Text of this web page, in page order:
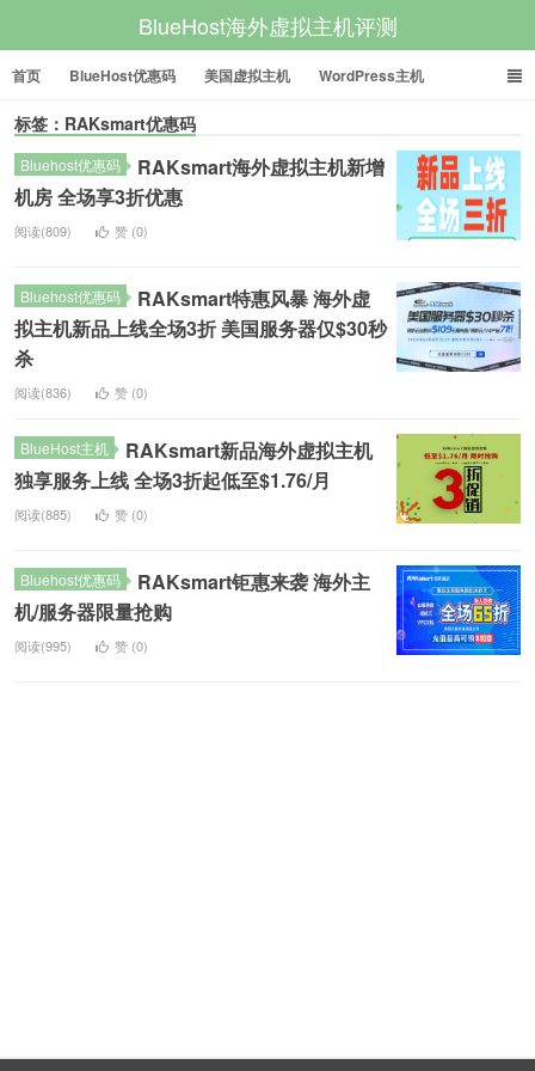
BlueHost海外虚拟主机评测
首页 BlueHost优惠码 美国虚拟主机 WordPress主机
美国VPS 美国服务器
标签：RAKsmart优惠码
Bluehost优惠码
RAKsmart海外虚拟主机新增
机房 全场享3折优惠
阅读(809) 赞 (0)
Bluehost优惠码
RAKsmart特惠风暴 海外虚
拟主机新品上线全场3折 美国服务器仅$30秒
杀
阅读(836) 赞 (0)
BlueHost主机
RAKsmart新品海外虚拟主机
独享服务上线 全场3折起低至$1.76/月
阅读(885) 赞 (0)
Bluehost优惠码
RAKsmart钜惠来袭 海外主
机/服务器限量抢购
阅读(995) 赞 (0)